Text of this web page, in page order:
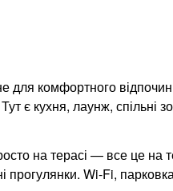
комфортного
є кухня, лаунж, спільні
на терасі — все це на
прогулянки. Wi-Fi,